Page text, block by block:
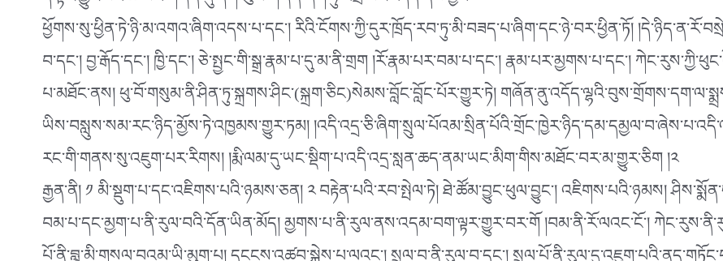
ཕྱོགས་སུ་ཕྱིན་ཏེ་ཉི་མ་འགའ་ཞིག་འདས་པ་དང༌། རིའི་ངོགས་ཀྱི་དུར་ཁྲོད་རབ་ཏུ་མི་བཟད་པ་ཞིག་དང་ཉེ་བར་ཕྱིན་ཏོ།
བ་དང༌། བྱ་རྒོད་དང༌། ཁྱི་དང༌། ཅེ་སྤྱང་གི་སྒྲ་རྣམ་པ་དུ་མ་ནི་གྲག །རོ་རྣམ་པར་བམ་པ་དང༌། རྣམ་པར་མྱགས་པ་དང༌།
པ་མཐོང་ནས། ཕུ་བོ་གསུམ་ནི་ཤིན་ཏུ་སྐྲགས་ཤིང་(སྐྲག་ཅིང)སེམས་བློང་བློང་པོར་གྱུར་ཏེ།
ཡིས་བསླུས་སམ་རང་ཉིད་མྱོས་ཏེ་འཁྱམས་གྱུར་ཏམ།
རང་གི་གནས་སུ་འཇུག་པར་རིགས། །རྨི་ལམ་དུ་ཡང་སྡིག་པ་འདི་འདྲ་སླན་ཆད་ནམ་ཡང་མིག་གིས་མཐོང་བར་མ་གྱུར་ཅིག །༢
རྒྱན་ནི། ༡ མི་སྡུག་པ་དང་འཇིགས་པའི་ཉམས་ཅན། ༢ བརྟེན་པའི་རབ་སྤེལ་ཏེ། ཐེ་ཚོམ་བྱུང་ཕུལ་བྱུང༌། འཇིགས་པའི་ཉམས།
བམ་པ་དང་མྱག་པ་ནི་རུལ་བའི་དོན་ཡིན་མོད། མྱགས་པ་ནི་རུལ་ནས་འདམ་བག་ལྟར་གྱུར་བར་གོ །བམ་ནི་རོ་ལའང་ངོ༌།